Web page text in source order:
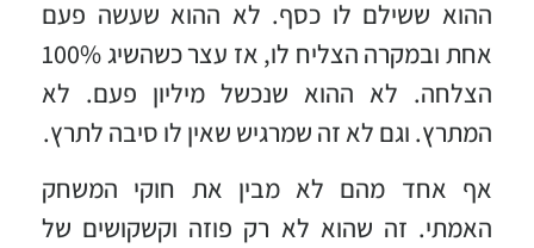
ההוא ששילם לו כסף. לא ההוא שעשה פעם
אחת ובמקרה הצליח לו, אז עצר כשהשיג 100%
הצלחה. לא ההוא שנכשל מיליון פעם. לא
המתרץ. וגם לא זה שמרגיש שאין לו סיבה לתרץ.
אף אחד מהם לא מבין את חוקי המשחק
האמתי. זה שהוא לא רק פוזה וקשקושים של